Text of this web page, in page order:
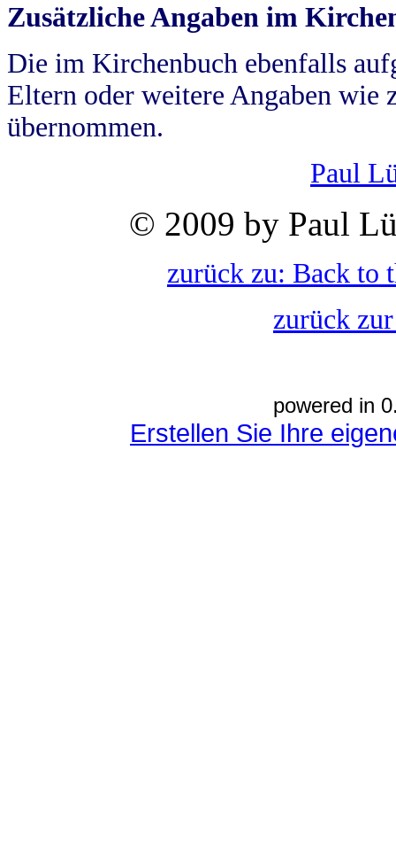
Zusätzliche Angaben im
Die im Kirchenbuch ebenfalls
Eltern oder weitere Angaben wie
übernommen.
Paul
© 2009 by Paul
zurück zu: Back to
zurück
powered in
Erstellen Sie Ihre